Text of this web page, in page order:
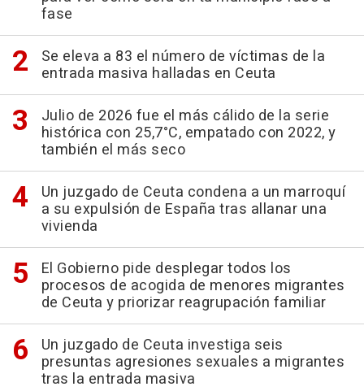
fase
Se eleva a 83 el número de víctimas de la
entrada masiva halladas en Ceuta
Julio de 2026 fue el más cálido de la serie
histórica con 25,7°C, empatado con 2022, y
también el más seco
Un juzgado de Ceuta condena a un marroquí
a su expulsión de España tras allanar una
vivienda
El Gobierno pide desplegar todos los
procesos de acogida de menores migrantes
de Ceuta y priorizar reagrupación familiar
Un juzgado de Ceuta investiga seis
presuntas agresiones sexuales a migrantes
tras la entrada masiva